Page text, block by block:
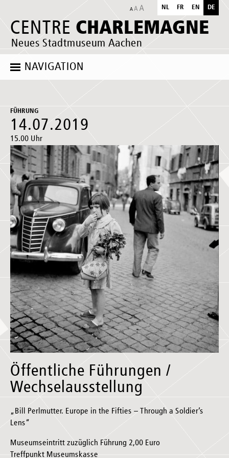
CENTRE CHARLEMAGNE
Neues Stadtmuseum Aachen
NL FR EN DE
NAVIGATION
FÜHRUNG
14.07.2019
15.00 Uhr
Öffentliche Führungen /
Wechselausstellung
„Bill Perlmutter. Europe in the Fifties – Through a Soldier’s
Lens“
Museumseintritt zuzüglich Führung 2,00 Euro
Treffpunkt Museumskasse